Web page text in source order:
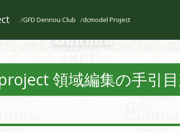
GFD Dennou Club dcmodel Project
領域編集の手引